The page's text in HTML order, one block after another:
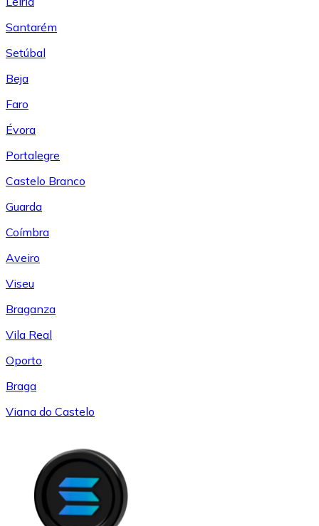
Santarém
Setúbal
Beja
Faro
Évora
Portalegre
Castelo Branco
Guarda
Coímbra
Aveiro
Viseu
Braganza
Vila Real
Oporto
Braga
Viana do Castelo